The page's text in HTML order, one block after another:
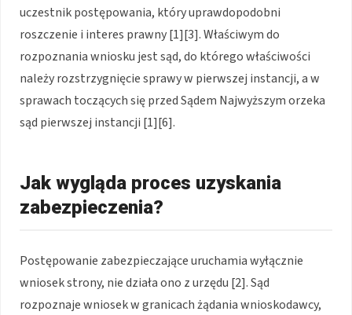
uczestnik postępowania, który uprawdopodobni
roszczenie i interes prawny [1][3]. Właściwym do
rozpoznania wniosku jest sąd, do którego właściwości
należy rozstrzygnięcie sprawy w pierwszej instancji, a w
sprawach toczących się przed Sądem Najwyższym orzeka
sąd pierwszej instancji [1][6].
Jak wygląda proces uzyskania
zabezpieczenia?
Postępowanie zabezpieczające uruchamia wyłącznie
wniosek strony, nie działa ono z urzędu [2]. Sąd
rozpoznaje wniosek w granicach żądania wnioskodawcy,